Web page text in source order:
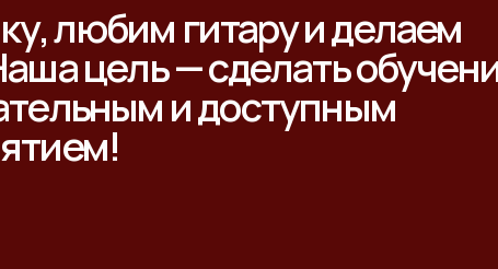
любим гитару и делаем
цель — сделать
и доступным